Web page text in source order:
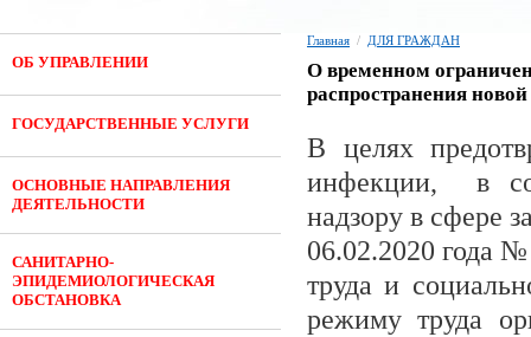
ОБ УПРАВЛЕНИИ
ГОСУДАРСТВЕННЫЕ УСЛУГИ
ОСНОВНЫЕ НАПРАВЛЕНИЯ
ДЕЯТЕЛЬНОСТИ
САНИТАРНО-
ЭПИДЕМИОЛОГИЧЕСКАЯ
ОБСТАНОВКА
Главная / ДЛЯ ГРАЖДАН
О временном
распространения
В целях
инфекции, в
надзору в сфере
06.02.2020 года
труда и
режиму труда